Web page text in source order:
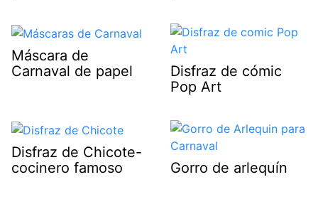
Máscara de
Carnaval de papel
Disfraz de cómic
Pop Art
Disfraz de Chicote-
cocinero famoso
Gorro de arlequín